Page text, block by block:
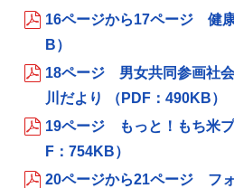
16ページから17ページ 健
B）
18ページ 男女共同参画社
川だより （PDF：490KB）
19ページ もっと！もち米
F：754KB）
20ページから21ページ フ